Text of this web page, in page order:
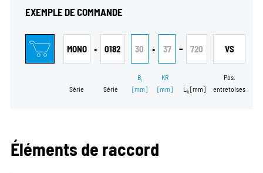
EXEMPLE DE COMMANDE
MONO
Série
• 0182
Série
30
Bi
[mm]
• 37
KR
[mm]
- 720
L k[mm]
VS
Pos.
entretoises
Éléments de raccord